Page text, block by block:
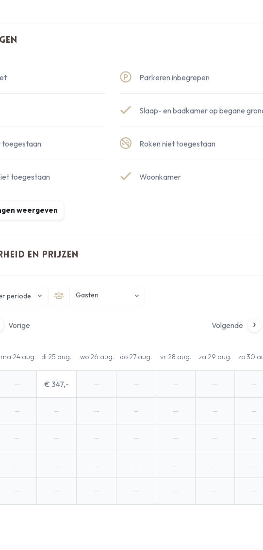
toegestaan
toegestaan
Parkeren inbegrepen
Slaap- en badkamer op begane
Roken niet toegestaan
Woonkamer
weergeven
en prijzen
periode Gasten
Vorige Volgende
ma 24 aug. di 25 aug. wo 26 aug. do 27 aug. vr 28 aug. za 29 aug. zo 30
— € 347,- — — — — —
— — — — — — —
— — — — — — —
— — — — — — —
— — — — — — —